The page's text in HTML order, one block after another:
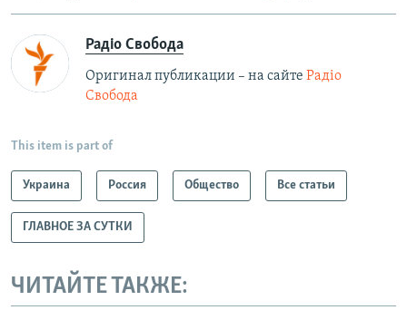
Радіо Свобода
Оригинал публикации – на сайте Радіо
Свобода
This item is part of
Украина Россия Общество Все статьи
ГЛАВНОЕ ЗА СУТКИ
ЧИТАЙТЕ ТАКЖЕ: